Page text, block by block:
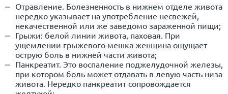
Отравление. Болезненность в нижнем отделе живота
нередко указывает на употребление несвежей,
некачественной или же заведомо зараженной пищи;
Грыжи: белой линии живота, паховая. При
ущемлении грыжевого мешка женщина ощущает
острую боль в нижней части живота;
Панкреатит. Это воспаление поджелудочной железы,
при котором боль может отдавать в левую часть низа
живота. Нередко панкреатит сопровождается